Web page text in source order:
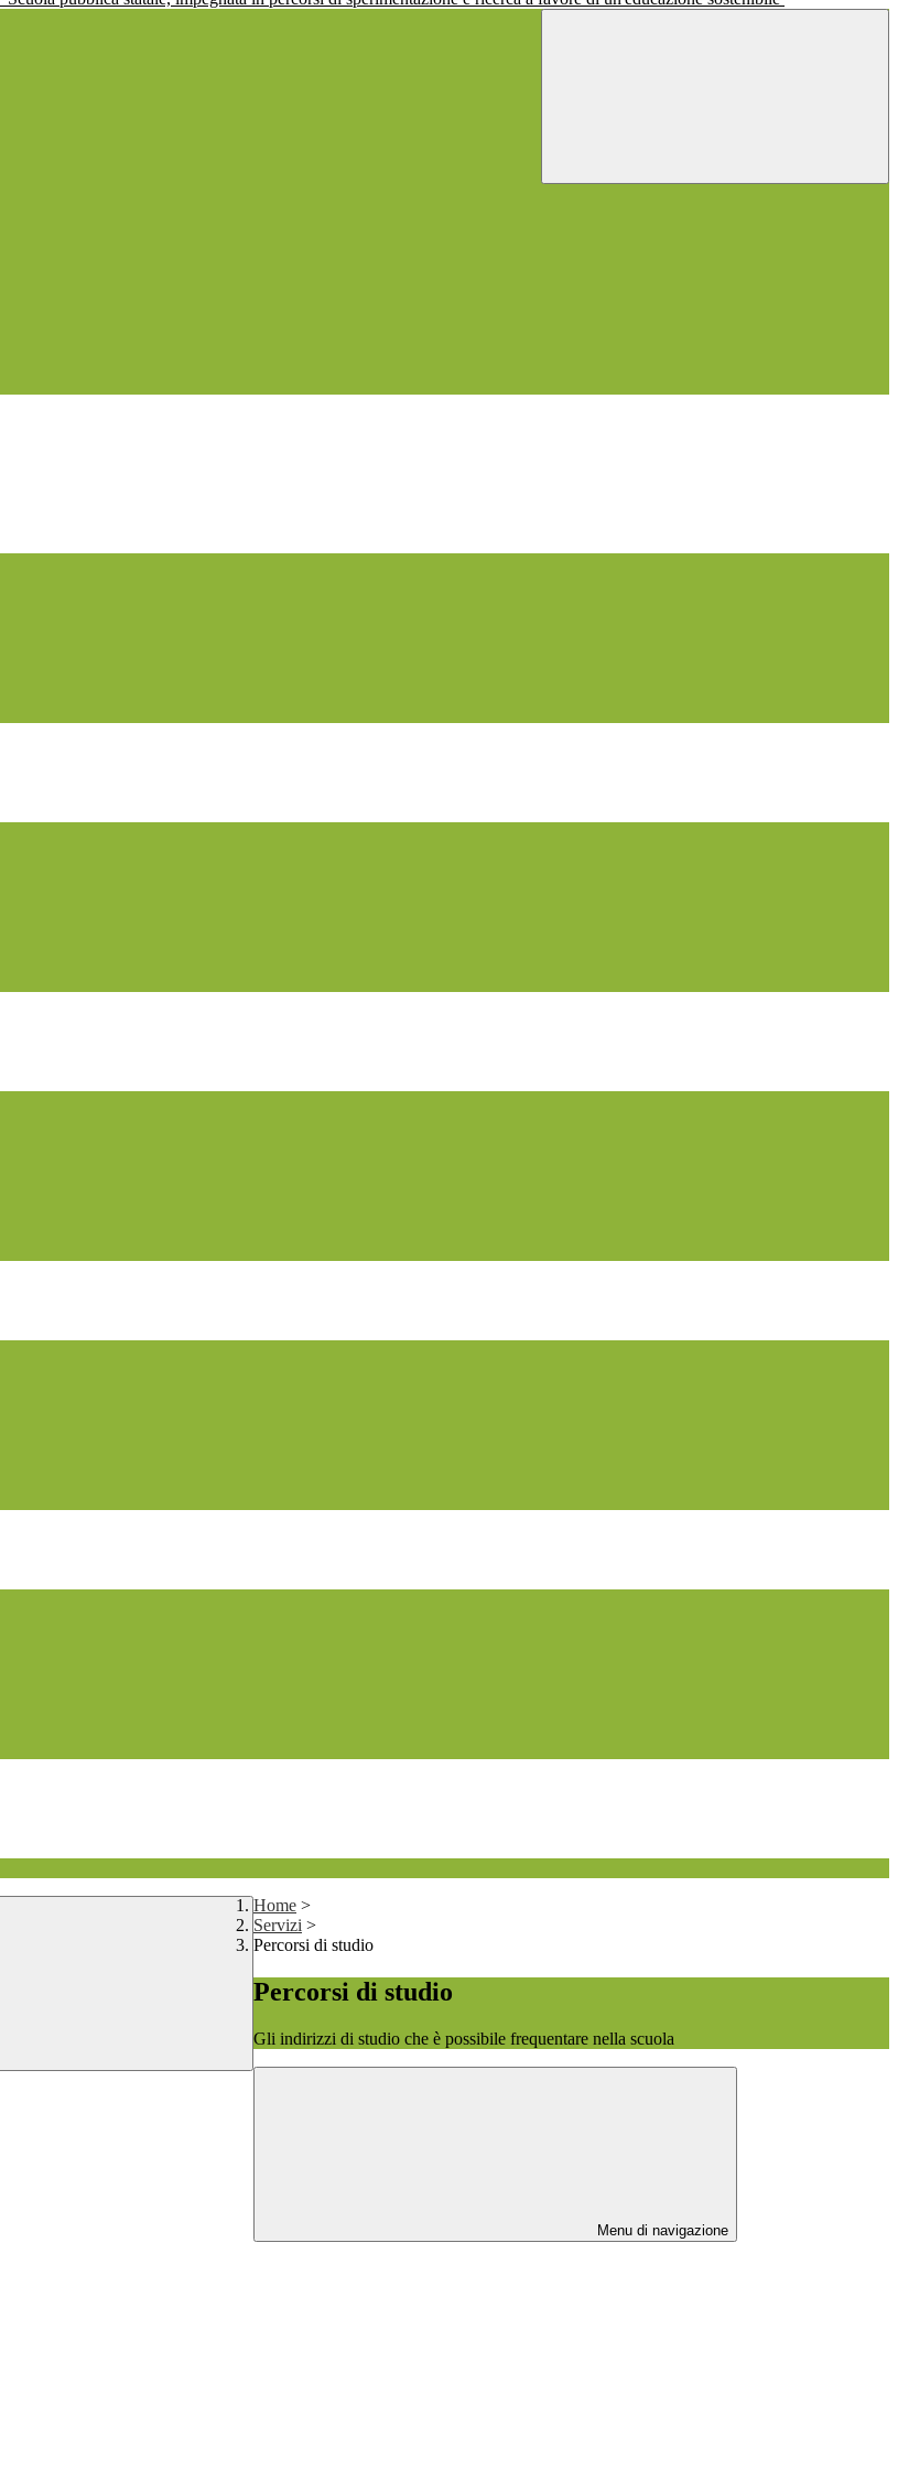
Home >
Servizi >
Percorsi di studio
Percorsi di studio
Gli indirizzi di studio che è possibile frequentare nella scuola
Menu di navigazione